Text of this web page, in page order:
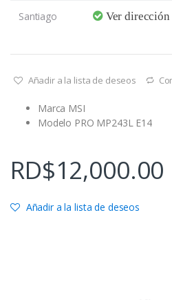
Santiago Ver dirección
Añadir a la lista de deseos
Marca MSI
Modelo PRO MP243L E14
RD$12,000.00
Añadir a la lista de deseos